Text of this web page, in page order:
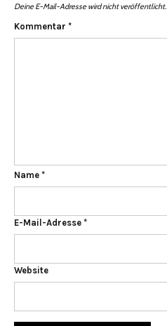
Deine E-Mail-Adresse wird nicht veröffentlicht.
Kommentar *
Name *
E-Mail-Adresse *
Website